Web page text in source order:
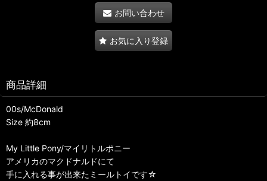
お問い合わせ
お気に入り登録
商品詳細
00s/McDonald
Size 約8cm
My Little Pony/マイリトルポニー
アメリカのマクドナルドにて
手に入れる事が出来たミールトイです☆